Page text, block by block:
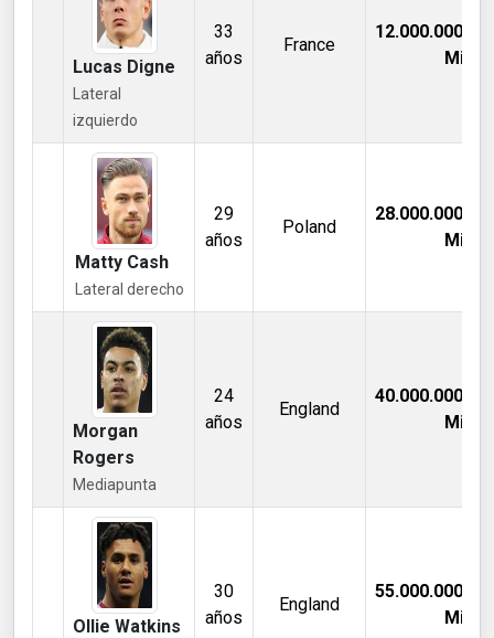
Lucas Digne
Lateral
izquierdo
33
años
France
12.000.000,00
Mill €
Matty Cash
Lateral derecho
29
años
Poland
28.000.000,00
Mill €
Morgan
Rogers
Mediapunta
24
años
England
40.000.000,00
Mill €
Ollie Watkins
30
años
England
55.000.000,00
Mill €